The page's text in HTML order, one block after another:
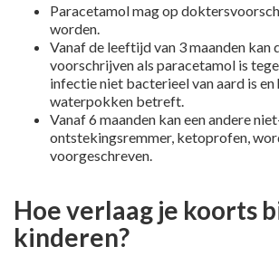
Paracetamol mag op
worden.
Vanaf de leeftijd van 3 maanden kan
voorschrijven als paracetamol is
infectie niet bacterieel van aard is en
waterpokken betreft.
Vanaf 6 maanden kan een andere
ontstekingsremmer, ketoprofen,
voorgeschreven.
Hoe verlaag je koorts
kinderen?